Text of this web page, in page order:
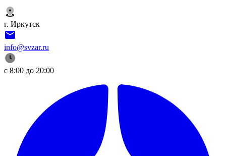
г. Иркутск
info@svzar.ru
с 8:00 до 20:00